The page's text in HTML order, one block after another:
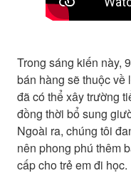
Trong sáng kiến này,
bán hàng sẽ thuộc về
đã có thể xây trường
đồng thời bổ sung
Ngoài ra, chúng tôi
nên phong phú thêm
cấp cho trẻ em đi học.